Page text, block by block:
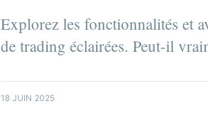
Explorez les fonctionnalités et
de trading éclairées. Peut-il
18 JUIN 2025